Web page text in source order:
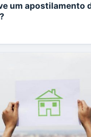
um apostilamento